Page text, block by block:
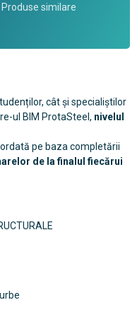
Produse similare
cât și specialiștilor
ul BIM ProtaSteel, nivelul
pe baza completării
de la finalul fiecărui